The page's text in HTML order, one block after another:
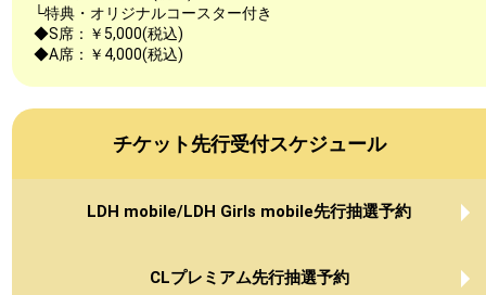
└特典・オリジナルコースター付き
◆S席：￥5,000(税込)
◆A席：￥4,000(税込)
チケット先行受付スケジュール
LDH mobile/LDH Girls mobile先行抽選予約
CLプレミアム先行抽選予約